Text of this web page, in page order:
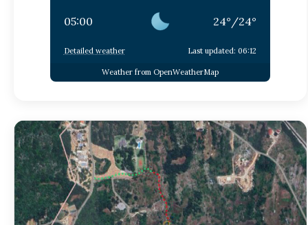
05:00 24° /24°
Detailed weather Last updated: 06:12
Weather from OpenWeatherMap